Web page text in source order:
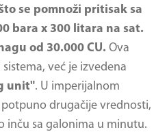
se pomnoži pritisak sa
bara x 300 litara na sat.
od 30.000 CU. Ova
već je izvedena
unit". U imperijalnom
drugačije vrednosti,
inču sa galonima u minutu.